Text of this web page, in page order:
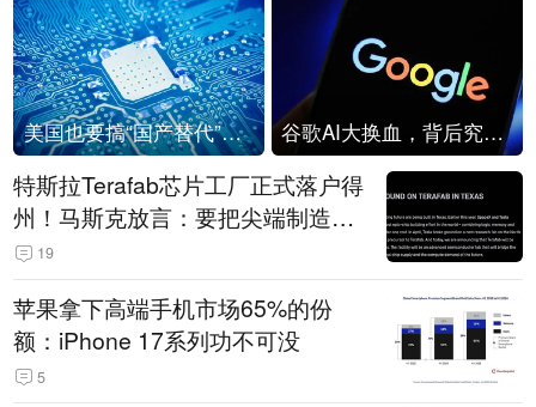
美国也要搞“国产替代”？先算清三笔账 谷歌AI大换血，背后究竟发生了什么？
特斯拉Terafab芯片工厂正式落户得
州！马斯克放言：要把尖端制造带
回美国
19
苹果拿下高端手机市场65%的份
额：iPhone 17系列功不可没
5